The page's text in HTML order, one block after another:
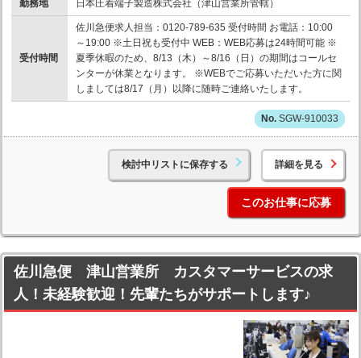
勤務地 日本圧着端子製造株式会社（津山営業所管轄）
受付時間
佐川急便求人担当：0120-789-635 受付時間 お電話：10:00
～19:00 ※土日祝も受付中 WEB：WEB応募は24時間可能 ※
夏季休暇のため、8/13（木）～8/16（日）の期間はコールセ
ンターが休業となります。 ※WEBでご応募いただいた方に関
しましては8/17（月）以降に随時ご連絡いたします。
SGW-910033
検討中リストに保存する 詳細を見る
このお仕事に応募
佐川急便 津山営業所 カスタマーサービスの求
人！未経験歓迎！先輩たちがサポートします♪